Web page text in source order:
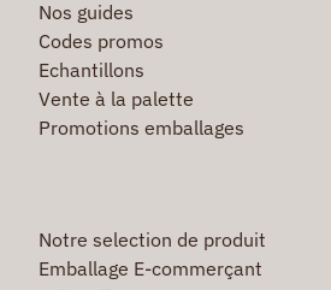
Nos guides
Codes promos
Echantillons
Vente à la palette
Promotions emballages
Notre selection de produit
Emballage E-commerçant